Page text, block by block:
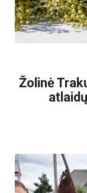
Žolinė